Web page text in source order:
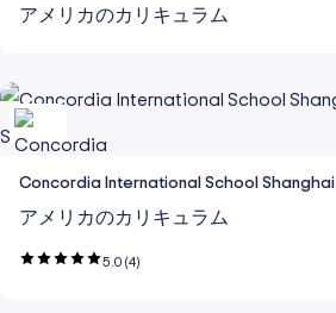
アメリカのカリキュラム
Concordia International School Shanghai
アメリカのカリキュラム
5.0 (4)